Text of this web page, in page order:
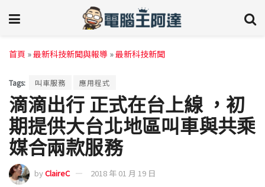
首頁 »最新科技新聞與報導 »最新科技新聞
Tags: 叫車服務 應用程式
滴滴出行 正式在台上線 ，初
期提供大台北地區叫車與共乘
媒合兩款服務
byClaireC 2018 年 01 月 19 日